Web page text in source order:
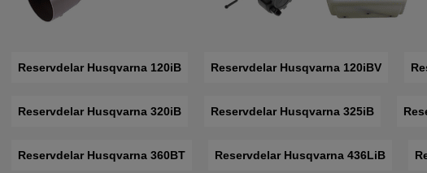
Reservdelar Husqvarna 120iB Reservdelar Husqvarna 120iBV
Reservdelar Husqvarna 320iB Reservdelar Husqvarna 325iB
Reservdelar Husqvarna 360BT Reservdelar Husqvarna 436LiB